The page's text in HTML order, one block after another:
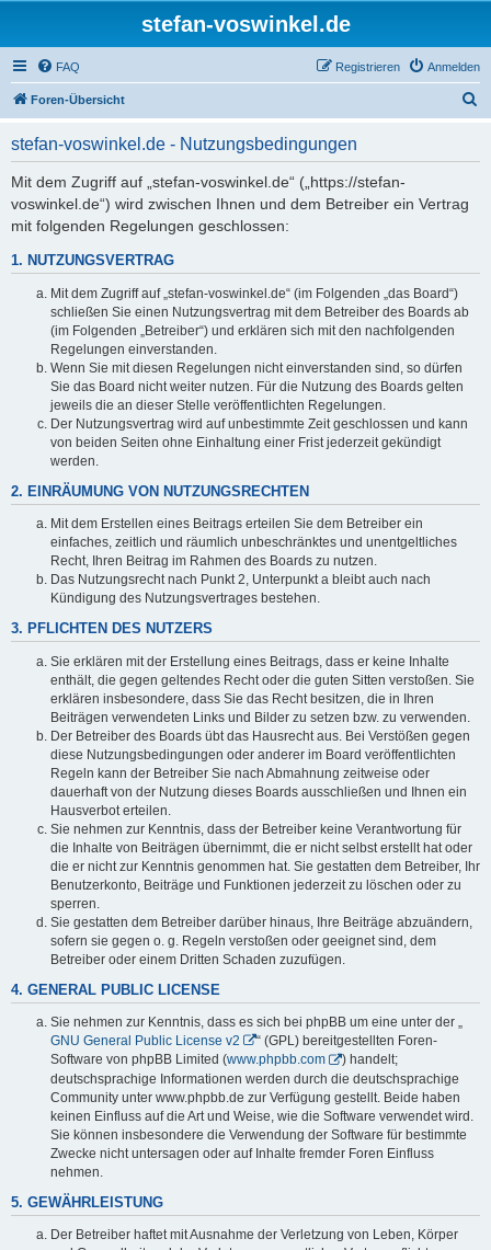
stefan-voswinkel.de
FAQ Anmelden
Registrieren
Foren-Übersicht
stefan-voswinkel.de - Nutzungsbedingungen
Mit dem Zugriff auf „stefan-voswinkel.de“ („https://stefan-
voswinkel.de“) wird zwischen Ihnen und dem Betreiber ein Vertrag
mit folgenden Regelungen geschlossen:
1. NUTZUNGSVERTRAG
Mit dem Zugriff auf „stefan-voswinkel.de“ (im Folgenden „das Board“)
schließen Sie einen Nutzungsvertrag mit dem Betreiber des Boards ab
(im Folgenden „Betreiber“) und erklären sich mit den nachfolgenden
Regelungen einverstanden.
Wenn Sie mit diesen Regelungen nicht einverstanden sind, so dürfen
Sie das Board nicht weiter nutzen. Für die Nutzung des Boards gelten
jeweils die an dieser Stelle veröffentlichten Regelungen.
Der Nutzungsvertrag wird auf unbestimmte Zeit geschlossen und kann
von beiden Seiten ohne Einhaltung einer Frist jederzeit gekündigt
werden.
2. EINRÄUMUNG VON NUTZUNGSRECHTEN
Mit dem Erstellen eines Beitrags erteilen Sie dem Betreiber ein
einfaches, zeitlich und räumlich unbeschränktes und unentgeltliches
Recht, Ihren Beitrag im Rahmen des Boards zu nutzen.
Das Nutzungsrecht nach Punkt 2, Unterpunkt a bleibt auch nach
Kündigung des Nutzungsvertrages bestehen.
3. PFLICHTEN DES NUTZERS
Sie erklären mit der Erstellung eines Beitrags, dass er keine Inhalte
enthält, die gegen geltendes Recht oder die guten Sitten verstoßen. Sie
erklären insbesondere, dass Sie das Recht besitzen, die in Ihren
Beiträgen verwendeten Links und Bilder zu setzen bzw. zu verwenden.
Der Betreiber des Boards übt das Hausrecht aus. Bei Verstößen gegen
diese Nutzungsbedingungen oder anderer im Board veröffentlichten
Regeln kann der Betreiber Sie nach Abmahnung zeitweise oder
dauerhaft von der Nutzung dieses Boards ausschließen und Ihnen ein
Hausverbot erteilen.
Sie nehmen zur Kenntnis, dass der Betreiber keine Verantwortung für
die Inhalte von Beiträgen übernimmt, die er nicht selbst erstellt hat oder
die er nicht zur Kenntnis genommen hat. Sie gestatten dem Betreiber, Ihr
Benutzerkonto, Beiträge und Funktionen jederzeit zu löschen oder zu
sperren.
Sie gestatten dem Betreiber darüber hinaus, Ihre Beiträge abzuändern,
sofern sie gegen o. g. Regeln verstoßen oder geeignet sind, dem
Betreiber oder einem Dritten Schaden zuzufügen.
4. GENERAL PUBLIC LICENSE
Sie nehmen zur Kenntnis, dass es sich bei phpBB um eine unter der „
GNU General Public License v2
“ (GPL) bereitgestellten Foren-
Software von phpBB Limited (www.phpbb.com
) handelt;
deutschsprachige Informationen werden durch die deutschsprachige
Community unter www.phpbb.de zur Verfügung gestellt. Beide haben
keinen Einfluss auf die Art und Weise, wie die Software verwendet wird.
Sie können insbesondere die Verwendung der Software für bestimmte
Zwecke nicht untersagen oder auf Inhalte fremder Foren Einfluss
nehmen.
5. GEWÄHRLEISTUNG
Der Betreiber haftet mit Ausnahme der Verletzung von Leben, Körper